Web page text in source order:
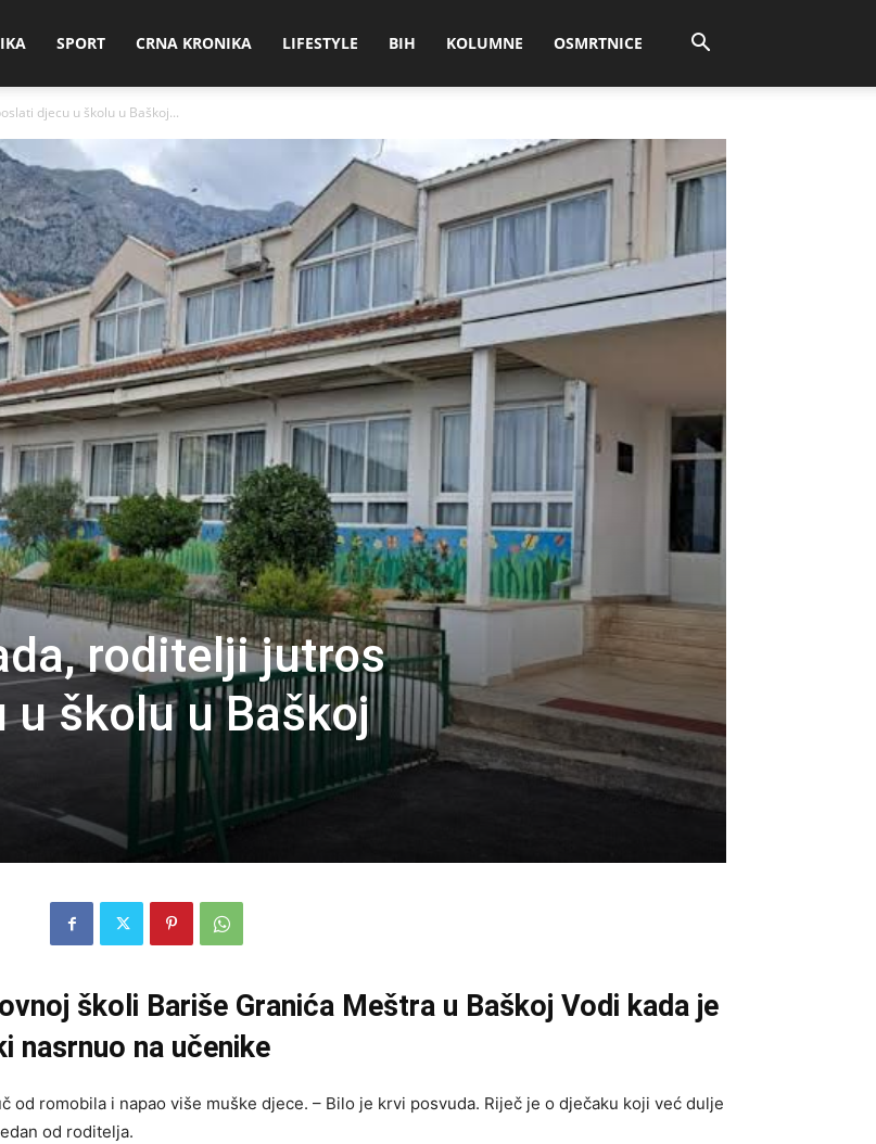
SPORT CRNA KRONIKA LIFESTYLE BIH KOLUMNE OSMRTNICE
djecu u školu u Baškoj...
roditelji jutros
školu u Baškoj
školi Bariše Granića Meštra u Baškoj Vodi kada je
nasrnuo na učenike
od romobila i napao više muške djece. – Bilo je krvi posvuda. Riječ je o dječaku koji već dulje
od roditelja.